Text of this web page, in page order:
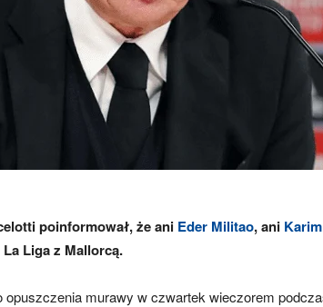
poinformował, że ani Eder Militao, ani
Liga z Mallorcą.
murawy w czwartek wieczorem